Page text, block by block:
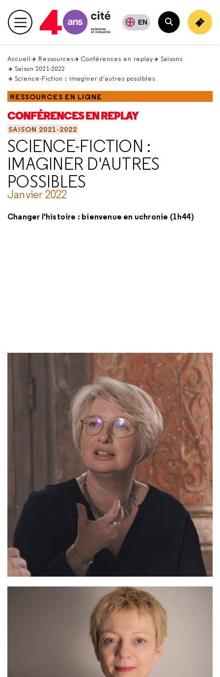
en
haut Menu principal EN
Rechercher
Accueil Ressources Conférences en replay
Saisons
Saison 2021-2022
Science-Fiction : imaginer d'autres possibles
RESSOURCES EN LIGNE
CONFÉRENCES EN REPLAY
SAISON 2021-2022
SCIENCE-FICTION :
IMAGINER D'AUTRES
POSSIBLES
Janvier 2022
Changer l'histoire : bienvenue en uchronie (1h44)